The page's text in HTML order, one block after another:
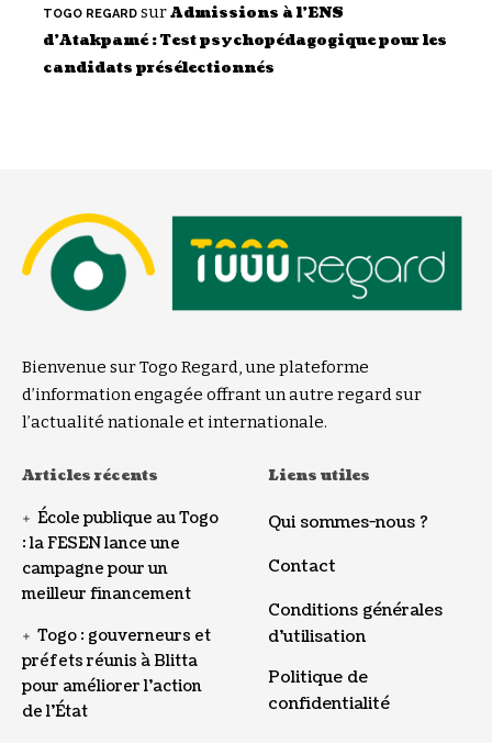
TOGO REGARD surAdmissions à l’ENS
d’Atakpamé : Test psychopédagogique pour les
candidats présélectionnés
Bienvenue sur Togo Regard, une plateforme
d’information engagée offrant un autre regard sur
l’actualité nationale et internationale.
Articles récents
École publique au Togo
: la FESEN lance une
campagne pour un
meilleur financement
Togo : gouverneurs et
préfets réunis à Blitta
pour améliorer l’action
de l’État
Liens utiles
Qui sommes-nous ?
Contact
Conditions générales
d’utilisation
Politique de
confidentialité